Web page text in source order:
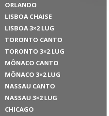
ORLANDO
LISBOA CHAISE
LISBOA 3×2 LUG
TORONTO CANTO
TORONTO 3×2 LUG
MÔNACO CANTO
MÔNACO 3×2 LUG
NASSAU CANTO
NASSAU 3×2 LUG
CHICAGO